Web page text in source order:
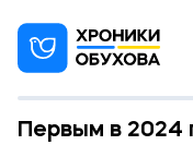
Первым в 2024